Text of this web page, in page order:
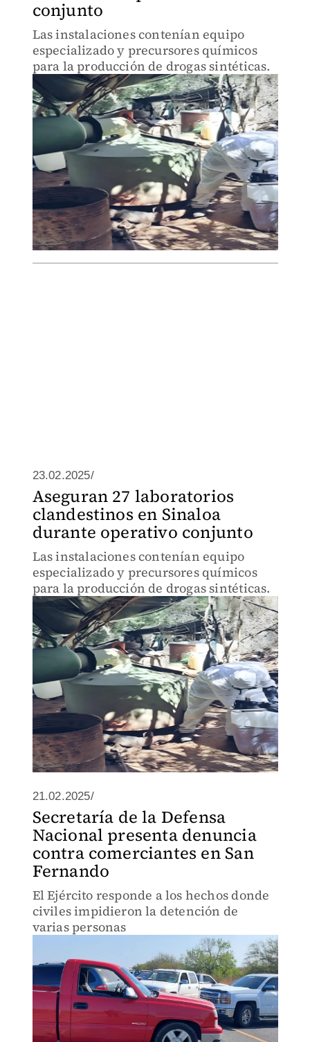
conjunto
Las instalaciones contenían equipo
especializado y precursores químicos
para la producción de drogas sintéticas.
23.02.2025/
Aseguran 27 laboratorios
clandestinos en Sinaloa
durante operativo conjunto
Las instalaciones contenían equipo
especializado y precursores químicos
para la producción de drogas sintéticas.
21.02.2025/
Secretaría de la Defensa
Nacional presenta denuncia
contra comerciantes en San
Fernando
El Ejército responde a los hechos donde
civiles impidieron la detención de
varias personas